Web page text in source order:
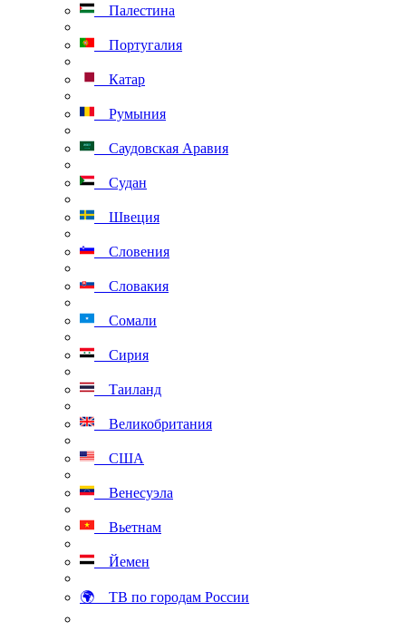
Палестина
Португалия
Катар
Румыния
Саудовская Аравия
Судан
Швеция
Словения
Словакия
Сомали
Сирия
Таиланд
Великобритания
США
Венесуэла
Вьетнам
Йемен
🌍 ТВ по городам России